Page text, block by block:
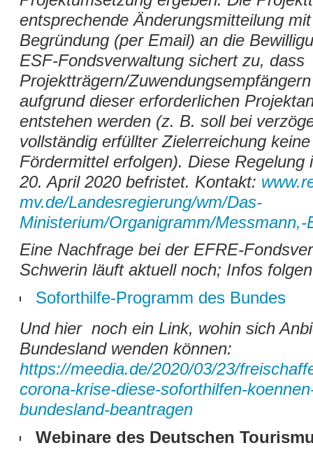
entsprechende Änderungsmitteilung
Begründung (per Email) an die
ESF-Fondsverwaltung sichert zu, dass
Projektträgern/
aufgrund dieser erforderlichen
entstehen werden (z. B. soll bei
vollständig erfüllter Zielerreichung
Fördermittel erfolgen). Diese Regelung
20. April 2020 befristet. Kontakt:
mv.de/Landesregierung/wm/Das-
Ministerium/Organigramm/Messmann,-
Eine Nachfrage bei der EFRE-
Schwerin läuft aktuell noch; Infos
Soforthilfe-Programm des Bundes
Und hier noch ein Link, wohin sich
Bundesland wenden können:
https://meedia.de/2020/03/23/
corona-krise-diese-soforthilfen-
bundesland-beantragen
Webinare des Deutschen